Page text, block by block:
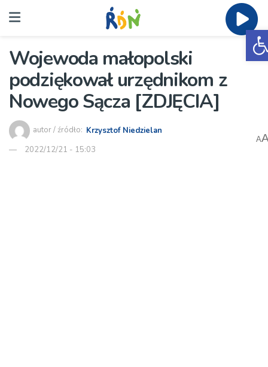
Wojewoda małopolski
podziękował urzędnikom z
Nowego Sącza [ZDJĘCIA]
autor / źródło: Krzysztof Niedzielan
2022/12/21 - 15:03
A